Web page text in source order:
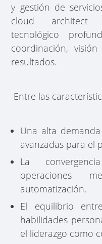
y gestión de
cloud architect
tecnológico
coordinación,
resultados.
Entre las
Una alta
avanzadas para el
La
operaciones
automatización.
El equilibrio
habilidades
el liderazgo como